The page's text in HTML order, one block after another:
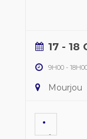
17 - 18
9H00-
Mourjou